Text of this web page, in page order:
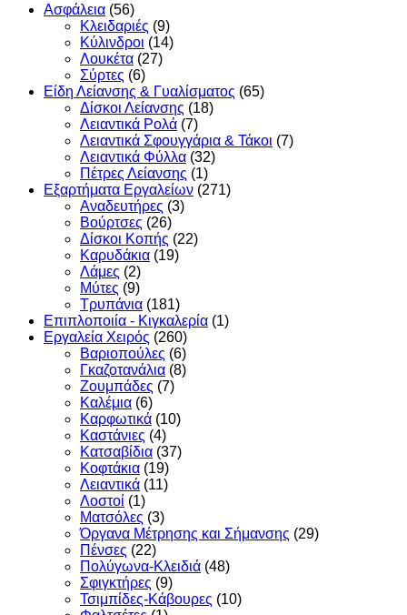
Ασφάλεια (56)
Κλειδαριές (9)
Κύλινδροι (14)
Λουκέτα (27)
Σύρτες (6)
Είδη Λείανσης & Γυαλίσματος (65)
Δίσκοι Λείανσης (18)
Λειαντικά Ρολά (7)
Λειαντικά Σφουγγάρια & Τάκοι (7)
Λειαντικά Φύλλα (32)
Πέτρες Λείανσης (1)
Εξαρτήματα Εργαλείων (271)
Αναδευτήρες (3)
Βούρτσες (26)
Δίσκοι Κοπής (22)
Καρυδάκια (19)
Λάμες (2)
Μύτες (9)
Τρυπάνια (181)
Επιπλοποιία - Κιγκαλερία (1)
Εργαλεία Χειρός (260)
Βαριοπούλες (6)
Γκαζοτανάλια (8)
Ζουμπάδες (7)
Καλέμια (6)
Καρφωτικά (10)
Καστάνιες (4)
Κατσαβίδια (37)
Κοφτάκια (19)
Λειαντικά (11)
Λοστοί (1)
Ματσόλες (3)
Όργανα Μέτρησης και Σήμανσης (29)
Πένσες (22)
Πολύγωνα-Κλειδιά (48)
Σφιγκτήρες (9)
Τσιμπίδες-Κάβουρες (10)